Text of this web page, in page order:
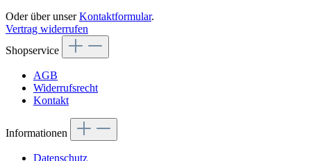
Oder über unserKontaktformular.
Vertrag widerrufen
Shopservice
AGB
Widerrufsrecht
Kontakt
Informationen
Datenschutz